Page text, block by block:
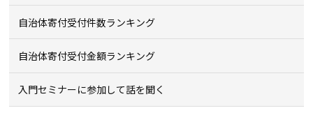
自治体寄付受付件数ランキング
自治体寄付受付金額ランキング
入門セミナーに参加して話を聞く